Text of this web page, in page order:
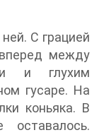
С грацией
между
и глухим
гусаре. На
коньяка. В